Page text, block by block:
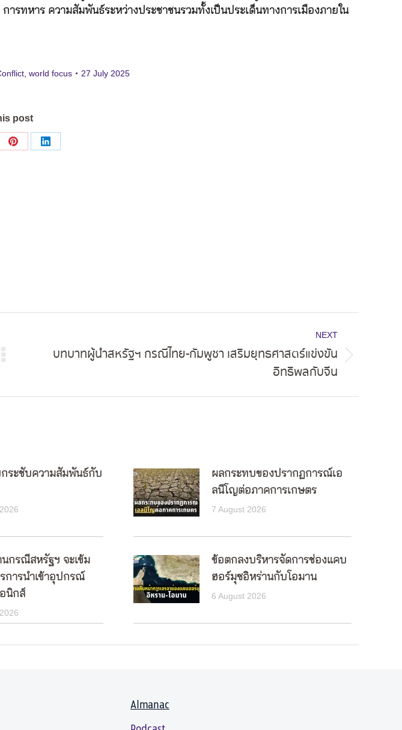
รทหาร ความสัมพันธ์ระหว่างประชาชนรวมทั้งเป็นประเด็นทางการเมืองภายใน
, world focus 27 July 2025
post
Share
Share
NEXT
บทบาทผู้นำสหรัฐฯ กรณีไทย-กัมพูชา เสริมยุทธศาสตร์แข่งขัน
อิทธิพลกับจีน
กระชับความสัมพันธ์กับ
ผลกระทบของปรากฏการณ์เอ
ลนีโญต่อภาคการเกษตร
7 August 2026
กรณีสหรัฐฯ จะเข้ม
การนำเข้าอุปกรณ์
นิกส์
ข้อตกลงบริหารจัดการช่องแคบ
ฮอร์มุซอิหร่านกับโอมาน
6 August 2026
Almanac